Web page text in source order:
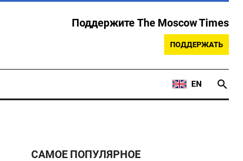
Поддержите The Moscow Times
ПОДДЕРЖАТЬ
EN
САМОЕ ПОПУЛЯРНОЕ